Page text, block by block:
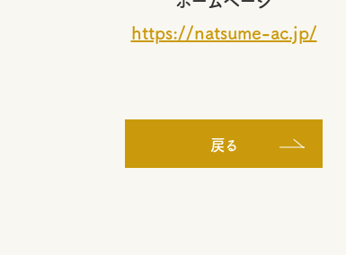
https://natsume-ac.jp/
戻る